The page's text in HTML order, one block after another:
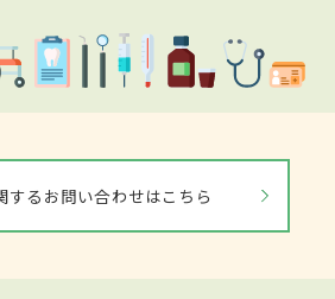
するお問い合わせはこちら